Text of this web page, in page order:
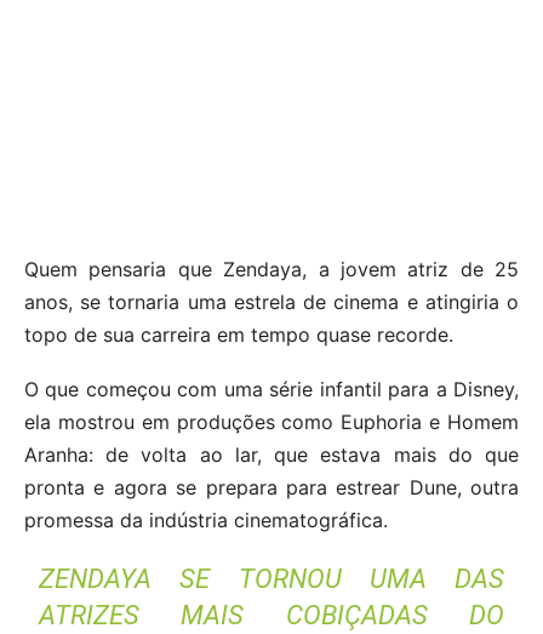
Quem pensaria que Zendaya, a jovem atriz de 25
anos, se tornaria uma estrela de cinema e atingiria o
topo de sua carreira em tempo quase recorde.
O que começou com uma série infantil para a Disney,
ela mostrou em produções como Euphoria e Homem
Aranha: de volta ao lar, que estava mais do que
pronta e agora se prepara para estrear Dune, outra
promessa da indústria cinematográfica.
ZENDAYA SE TORNOU UMA DAS
ATRIZES MAIS COBIÇADAS DO